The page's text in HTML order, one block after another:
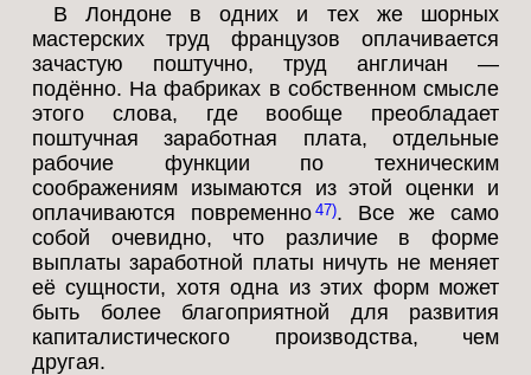
В Лондоне в одних и тех же шорных
мастерских труд французов оплачивается
зачастую поштучно, труд англичан —
подённо. На фабриках в собственном смысле
этого слова, где вообще преобладает
поштучная заработная плата, отдельные
рабочие функции по техническим
соображениям изымаются из этой оценки и
оплачиваются повременно 47 . Все же само
собой очевидно, что различие в форме
выплаты заработной платы ничуть не меняет
её сущности, хотя одна из этих форм может
быть более благоприятной для развития
капиталистического производства, чем
другая.